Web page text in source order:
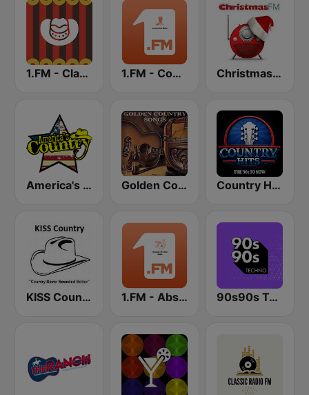
1.FM - Classic Country 1.FM - Country Range Christmas FM
America's Country Golden Country Songs Country Hits
KISS Country 1.FM - Absolute 70s Pop 90s90s Techno